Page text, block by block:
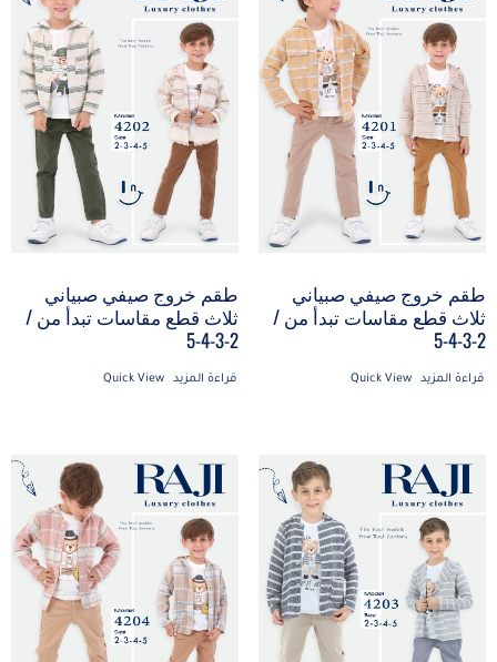
طقم خروج صيفي صبياني
ثلاث قطع مقاسات تبدأ من /
2-3-4-5
قراءة المزيد Quick View
طقم خروج صيفي صبياني
ثلاث قطع مقاسات تبدأ من /
2-3-4-5
قراءة المزيد Quick View